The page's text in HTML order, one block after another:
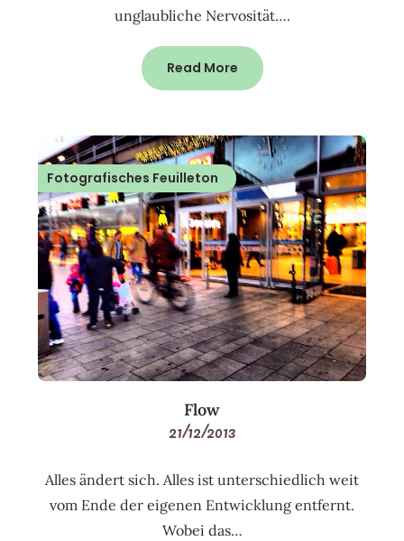
unglaubliche Nervosität….
Read More
Fotografisches Feuilleton
Flow
21/12/2013
Alles ändert sich. Alles ist unterschiedlich weit
vom Ende der eigenen Entwicklung entfernt.
Wobei das…